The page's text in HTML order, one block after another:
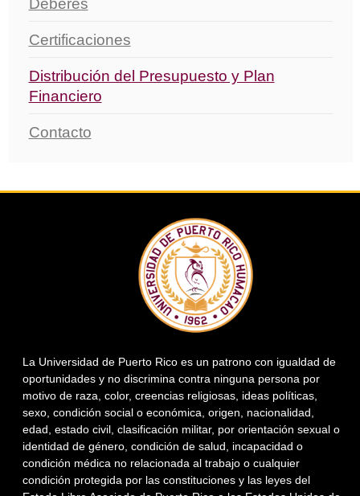
Deberes
Certificaciones
Distribución del Presupuesto y Plan
Financiero
Contacto
La Universidad de Puerto Rico es un patrono con igualdad de
oportunidades y no discrimina contra ninguna persona por
motivo de raza, color, creencias religiosas, ideas políticas,
sexo, condición social o económica, origen, nacionalidad,
edad, estado civil, clasificación militar, por orientación sexual o
identidad de género, condición de salud, incapacidad o
condición médica no relacionada al trabajo o cualquier
condición protegida por las constituciones y las leyes del